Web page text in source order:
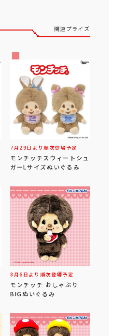
関連プライズ
7月29日より順次登場予定
モンチッチスウィートシュ
ガーLサイズぬいぐるみ
8月6日より順次登場予定
モンチッチ おしゃぶり
BIGぬいぐるみ